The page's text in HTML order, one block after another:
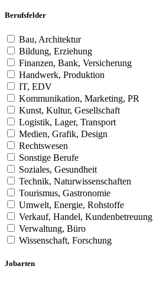
Berufsfelder
Bau, Architektur
Bildung, Erziehung
Finanzen, Bank, Versicherung
Handwerk, Produktion
IT, EDV
Kommunikation, Marketing, PR
Kunst, Kultur, Gesellschaft
Logistik, Lager, Transport
Medien, Grafik, Design
Rechtswesen
Sonstige Berufe
Soziales, Gesundheit
Technik, Naturwissenschaften
Tourismus, Gastronomie
Umwelt, Energie, Rohstoffe
Verkauf, Handel, Kundenbetreuung
Verwaltung, Büro
Wissenschaft, Forschung
Jobarten